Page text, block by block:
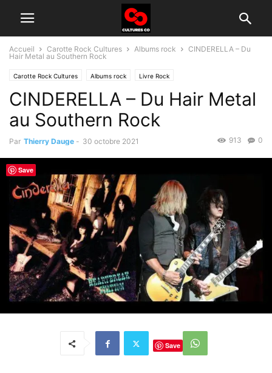
Accueil Carotte Rock Cultures Albums rock
CINDERELLA – Du
Hair Metal au Southern Rock
Carotte Rock Cultures Albums rock Livre Rock
CINDERELLA – Du Hair Metal
au Southern Rock
Par Thierry Dauge - 30 octobre 2021 0
913
Save
Save